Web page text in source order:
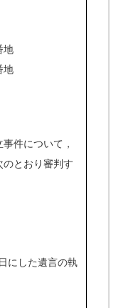
地
地
件について，
とおり審判す
にした遺言の執